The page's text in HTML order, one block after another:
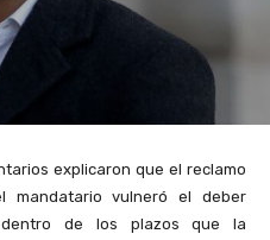
explicaron que el reclamo
vulneró el deber
dentro de los plazos que la